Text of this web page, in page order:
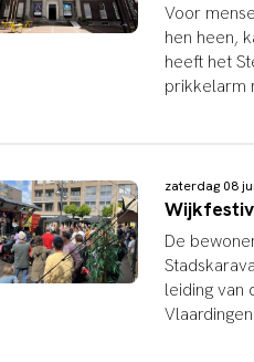
Voor
hen heen,
heeft het
prikkelarm
zaterdag 08
De
leiding van